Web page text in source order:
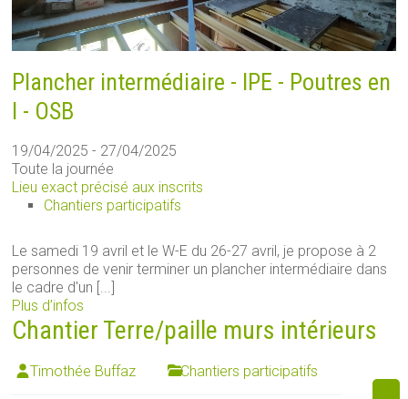
Plancher intermédiaire - IPE - Poutres en
I - OSB
19/04/2025 - 27/04/2025
Toute la journée
Lieu exact précisé aux inscrits
Chantiers participatifs
Le samedi 19 avril et le W-E du 26-27 avril, je propose à 2
personnes de venir terminer un plancher intermédiaire dans
le cadre d'un [...]
Plus d’infos
Chantier Terre/paille murs intérieurs
Timothée Buffaz Chantiers participatifs